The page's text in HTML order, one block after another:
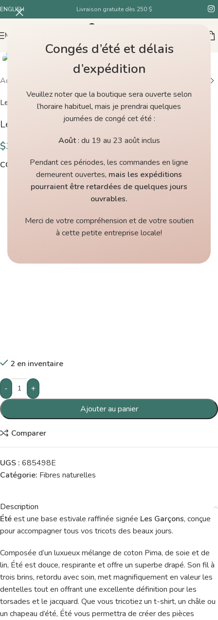
Congés d’été et délais
d’expédition
Veuillez noter que la boutique sera ouverte selon
l’horaire habituel, mais je prendrai quelques
journées de congé cet été :
Août: du 19 au 23 août inclus
Pendant ces périodes, les commandes en ligne
demeurent ouvertes, mais les expéditions
pourraient être retardées de quelques jours
ouvrables.
Merci de votre compréhension et de votre soutien
à cette petite entreprise locale!
ENGLISH Livraison gratuite dès 250 $
MENU
Accueil
Les Garçons
Les Garçons Été Black Rose
$38.00
COULEURS
2 en inventaire
-
+
Ajouter au panier
Comparer
UGS : 685498E
Catégorie: Fibres naturelles
Description
Étéest une base estivale raffinée signée Les Garçons, conçue
pour accompagner tous vos tricots des beaux jours.
Composée d’un luxueux mélange de coton Pima, de soie et de
lin, Été est douce, respirante et offre un superbe drapé. Son fil à
trois brins, retordu avec soin, met magnifiquement en valeur les
dentelles tout en offrant une excellente définition pour les
torsades et le jacquard. Que vous tricotiez un t-shirt, un châle ou
un chapeau d’été, Été vous permettra de créer des pièces